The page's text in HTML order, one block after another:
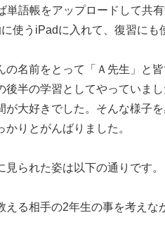
単語帳をアップロードして共
使うiPadに入れて、復習にも
の名前をとって「Ａ先生」と
後半の学習としてやっていま
が大好きでした。そんな様子
りとがんばりました。
られた姿は以下の通りです。
える相手の2年生の事を考え